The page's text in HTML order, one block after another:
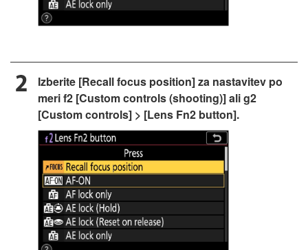
Izberite [Recall focus position] za nastavitev po
meri f2 [Custom controls (shooting)] ali g2
[Custom controls] > [Lens Fn2 button].